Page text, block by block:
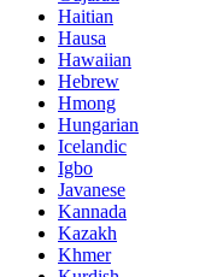
Haitian
Hausa
Hawaiian
Hebrew
Hmong
Hungarian
Icelandic
Igbo
Javanese
Kannada
Kazakh
Khmer